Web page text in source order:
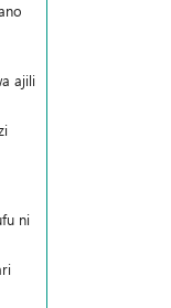
ajili
ni